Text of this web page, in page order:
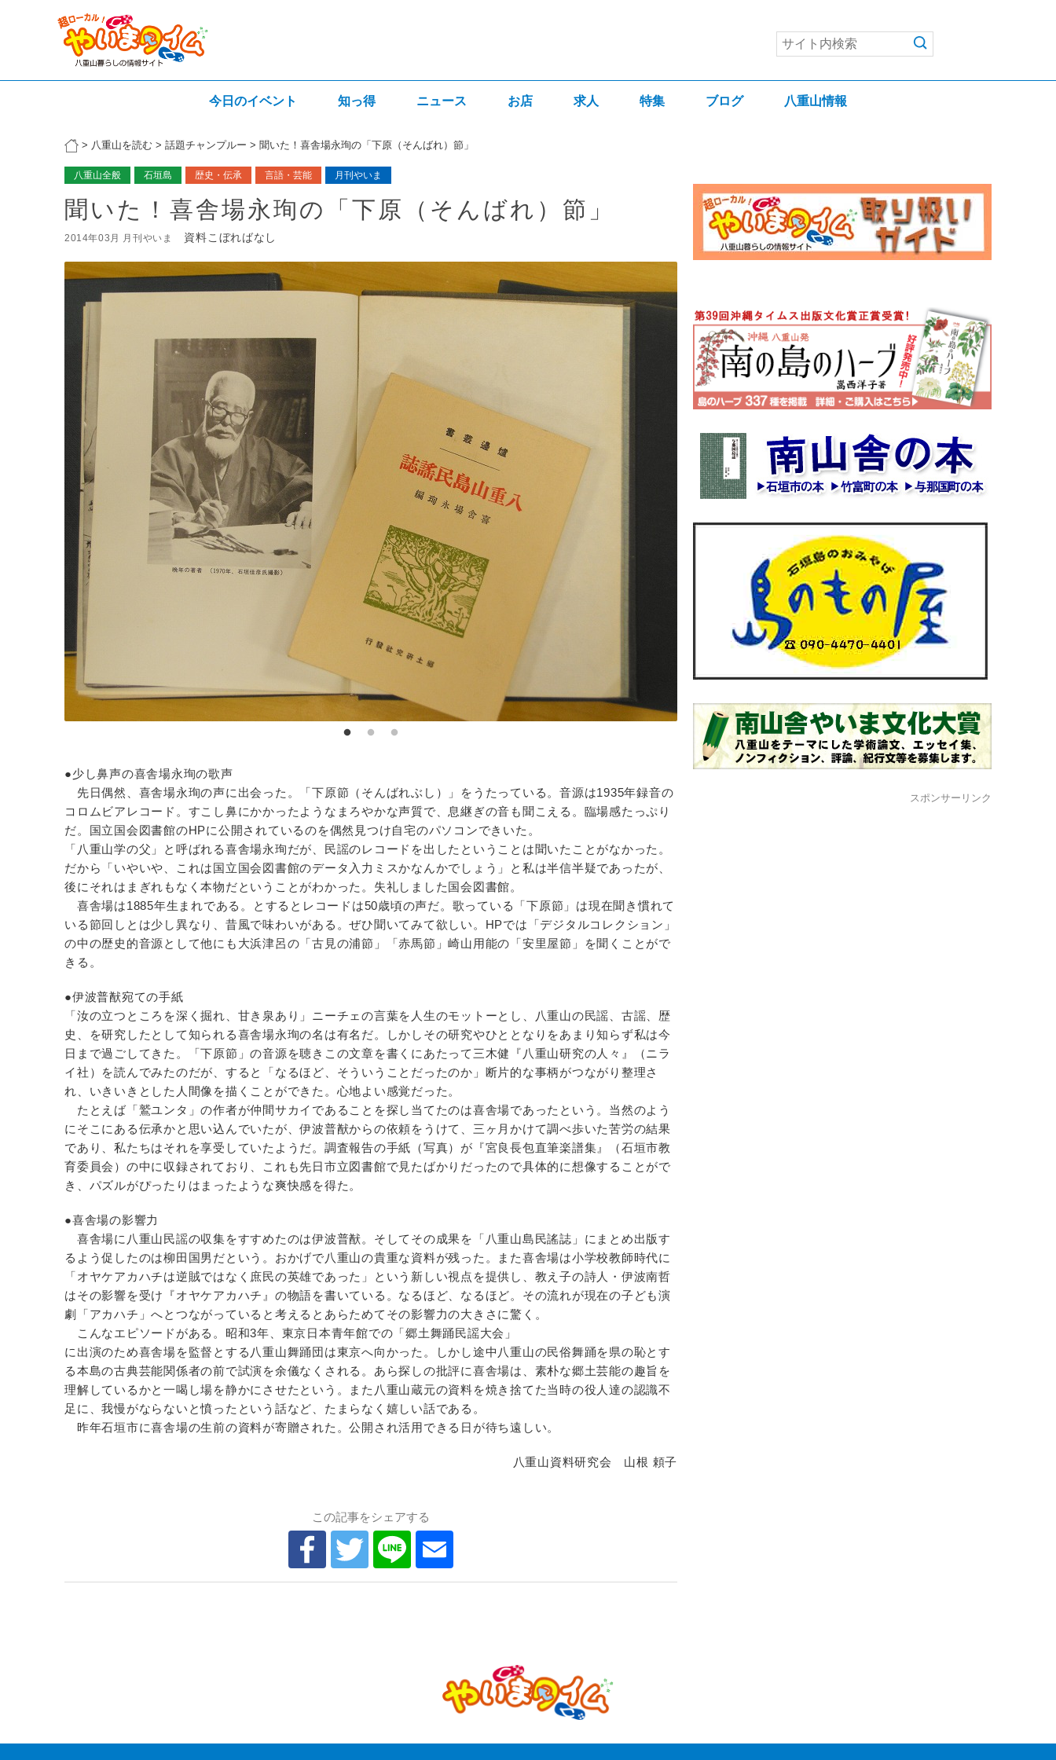
今日のイベント 知っ得 ニュース お店 求人 特集 ブログ 八重山情報
> 八重山を読む > 話題チャンプルー > 聞いた！喜舎場永珣の「下原（そんばれ）節」
八重山全般 石垣島 歴史・伝承 言語・芸能 月刊やいま
聞いた！喜舎場永珣の「下原（そんばれ）節」
2014年03月 月刊やいま 資料こぼればなし
●少し鼻声の喜舎場永珣の歌声
先日偶然、喜舎場永珣の声に出会った。「下原節（そんばれぶし）」をうたっている。音源は1935年録音の
コロムビアレコード。すこし鼻にかかったようなまろやかな声質で、息継ぎの音も聞こえる。臨場感たっぷり
だ。国立国会図書館のHPに公開されているのを偶然見つけ自宅のパソコンできいた。
「八重山学の父」と呼ばれる喜舎場永珣だが、民謡のレコードを出したということは聞いたことがなかった。
だから「いやいや、これは国立国会図書館のデータ入力ミスかなんかでしょう」と私は半信半疑であったが、
後にそれはまぎれもなく本物だということがわかった。失礼しました国会図書館。
喜舎場は1885年生まれである。とするとレコードは50歳頃の声だ。歌っている「下原節」は現在聞き慣れて
いる節回しとは少し異なり、昔風で味わいがある。ぜひ聞いてみて欲しい。HPでは「デジタルコレクション」
の中の歴史的音源として他にも大浜津呂の「古見の浦節」「赤馬節」崎山用能の「安里屋節」を聞くことがで
きる。
●伊波普猷宛ての手紙
「汝の立つところを深く掘れ、甘き泉あり」ニーチェの言葉を人生のモットーとし、八重山の民謡、古謡、歴
史、を研究したとして知られる喜舎場永珣の名は有名だ。しかしその研究やひととなりをあまり知らず私は今
日まで過ごしてきた。「下原節」の音源を聴きこの文章を書くにあたって三木健『八重山研究の人々』（ニラ
イ社）を読んでみたのだが、すると「なるほど、そういうことだったのか」断片的な事柄がつながり整理さ
れ、いきいきとした人間像を描くことができた。心地よい感覚だった。
たとえば「鷲ユンタ」の作者が仲間サカイであることを探し当てたのは喜舎場であったという。当然のよう
にそこにある伝承かと思い込んでいたが、伊波普猷からの依頼をうけて、三ヶ月かけて調べ歩いた苦労の結果
であり、私たちはそれを享受していたようだ。調査報告の手紙（写真）が『宮良長包直筆楽譜集』（石垣市教
育委員会）の中に収録されており、これも先日市立図書館で見たばかりだったので具体的に想像することがで
き、パズルがぴったりはまったような爽快感を得た。
●喜舎場の影響力
喜舎場に八重山民謡の収集をすすめたのは伊波普猷。そしてその成果を「八重山島民謠誌」にまとめ出版す
るよう促したのは柳田国男だという。おかげで八重山の貴重な資料が残った。また喜舎場は小学校教師時代に
「オヤケアカハチは逆賊ではなく庶民の英雄であった」という新しい視点を提供し、教え子の詩人・伊波南哲
はその影響を受け『オヤケアカハチ』の物語を書いている。なるほど、なるほど。その流れが現在の子ども演
劇「アカハチ」へとつながっていると考えるとあらためてその影響力の大きさに驚く。
こんなエピソードがある。昭和3年、東京日本青年館での「郷土舞踊民謡大会」
に出演のため喜舎場を監督とする八重山舞踊団は東京へ向かった。しかし途中八重山の民俗舞踊を県の恥とす
る本島の古典芸能関係者の前で試演を余儀なくされる。あら探しの批評に喜舎場は、素朴な郷土芸能の趣旨を
理解しているかと一喝し場を静かにさせたという。また八重山蔵元の資料を焼き捨てた当時の役人達の認識不
足に、我慢がならないと憤ったという話など、たまらなく嬉しい話である。
昨年石垣市に喜舎場の生前の資料が寄贈された。公開され活用できる日が待ち遠しい。
八重山資料研究会 山根 頼子
この記事をシェアする
スポンサーリンク